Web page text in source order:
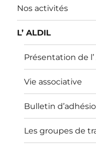
Nos activités
L’ ALDIL
Présentation de l’
Vie associative
Bulletin
Les groupes de